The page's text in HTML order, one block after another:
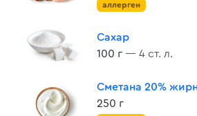
аллерген
Сахар
100 г — 4 ст. л.
Сметана 20%
250 г